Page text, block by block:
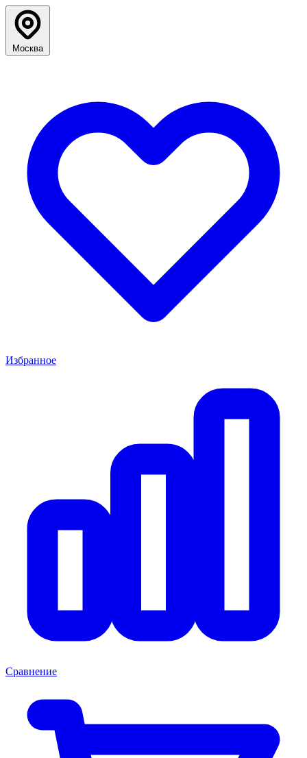
Москва
Избранное
Сравнение